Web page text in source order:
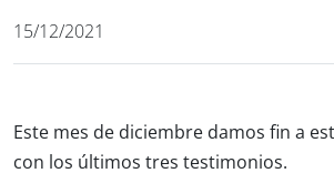
15/12/2021
Este mes de diciembre damos fin a
con los últimos tres testimonios.